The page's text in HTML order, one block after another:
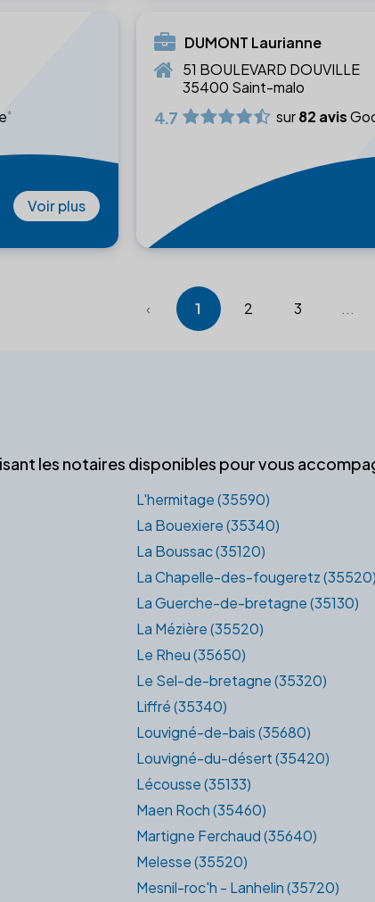
Voir plus
DUMONT Laurianne
51 BOULEVARD DOUVILLE
35400 Saint-malo
4.7 sur82 avis
‹ 1 2 3 ...
les notaires disponibles pour vous
L'hermitage (35590)
La Bouexiere (35340)
La Boussac (35120)
La Chapelle-des-fougeretz (35520)
La Guerche-de-bretagne (35130)
La Mézière (35520)
Le Rheu (35650)
Le Sel-de-bretagne (35320)
Liffré (35340)
Louvigné-de-bais (35680)
Louvigné-du-désert (35420)
Lécousse (35133)
Maen Roch (35460)
Martigne Ferchaud (35640)
Melesse (35520)
Mesnil-roc'h - Lanhelin (35720)